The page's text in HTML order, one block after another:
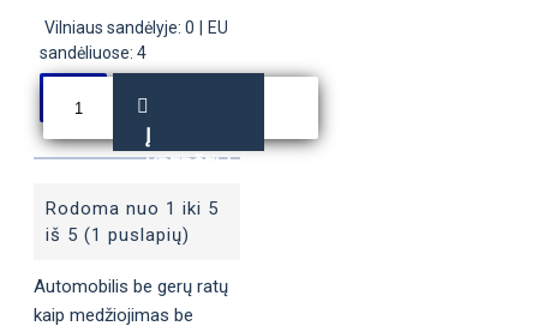
Vilniaus sandėlyje: 0
EU
sandėliuose: 4
Į
KREPŠELĮ
Rodoma nuo 1 iki 5
iš 5 (1 puslapių)
Automobilis be gerų ratų
kaip medžiojimas be